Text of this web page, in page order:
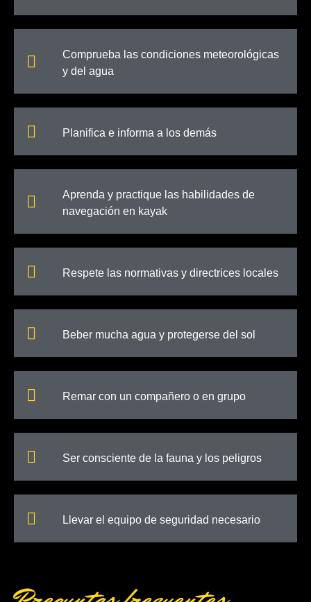
Comprueba las condiciones meteorológicas
y del agua
Planifica e informa a los demás
Aprenda y practique las habilidades de
navegación en kayak
Respete las normativas y directrices locales
Beber mucha agua y protegerse del sol
Remar con un compañero o en grupo
Ser consciente de la fauna y los peligros
Llevar el equipo de seguridad necesario